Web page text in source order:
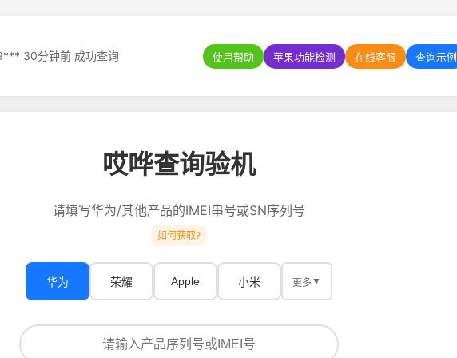
30分钟前 成功查询 使用帮助 苹果功能检测 在线客服 查询示例
哎哗查询验机
请填写华为/其他产品的IMEI串号或SN序列号
如何获取?
华为 荣耀 Apple 小米 更多 ▼